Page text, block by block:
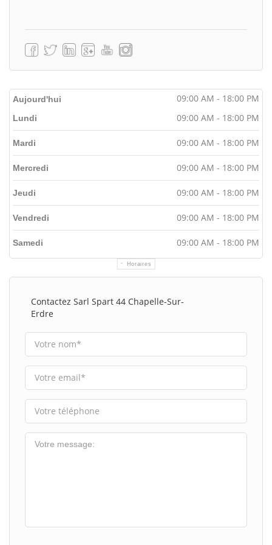
Aujourd'hui 09:00 AM - 18:00 PM
Horaires
Lundi 09:00 AM - 18:00 PM
Mardi 09:00 AM - 18:00 PM
Mercredi 09:00 AM - 18:00 PM
Jeudi 09:00 AM - 18:00 PM
Vendredi 09:00 AM - 18:00 PM
Samedi 09:00 AM - 18:00 PM
Contactez Sarl Spart 44 Chapelle-Sur-
Erdre